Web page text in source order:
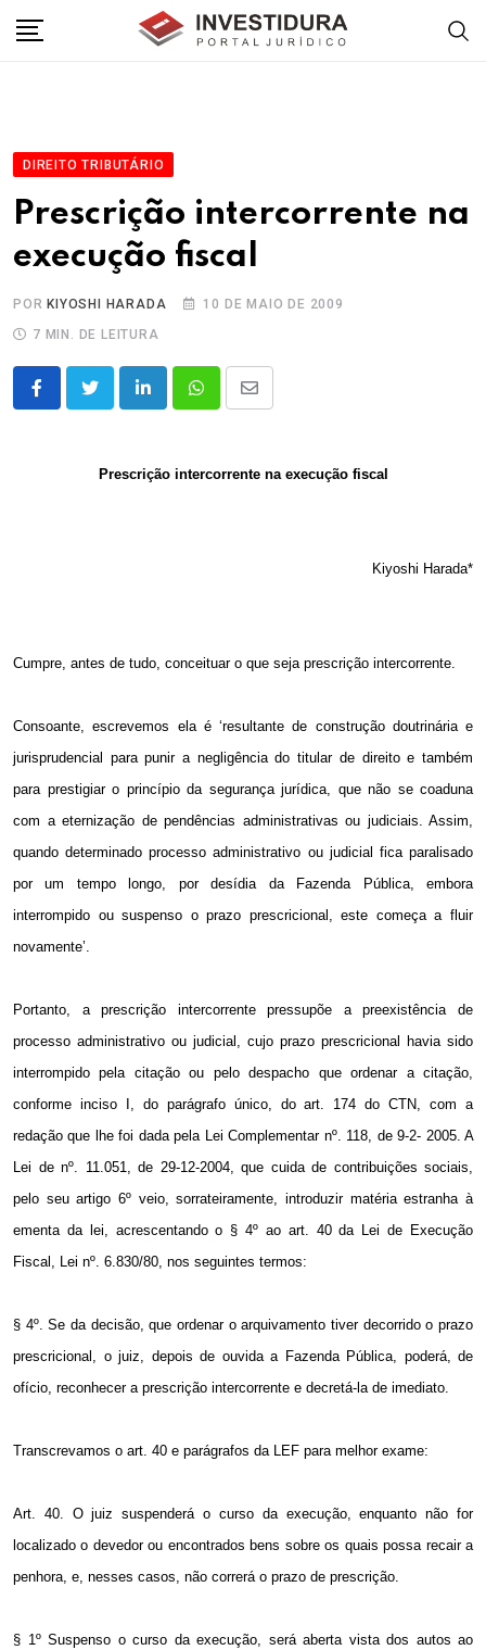
DIREITO TRIBUTÁRIO
Prescrição intercorrente na
execução fiscal
POR KIYOSHI HARADA
10 DE MAIO DE 2009
7 MIN. DE LEITURA
LinkedInWhatsappShare
Prescrição intercorrente na execução fiscal
Kiyoshi Harada*
Cumpre, antes de tudo, conceituar o que seja prescrição intercorrente.
Consoante, escrevemos ela é ‘resultante de construção doutrinária e
jurisprudencial para punir a negligência do titular de direito e também
para prestigiar o princípio da segurança jurídica, que não se coaduna
com a eternização de pendências administrativas ou judiciais. Assim,
quando determinado processo administrativo ou judicial fica paralisado
por um tempo longo, por desídia da Fazenda Pública, embora
interrompido ou suspenso o prazo prescricional, este começa a fluir
novamente’.
Portanto, a prescrição intercorrente pressupõe a preexistência de
processo administrativo ou judicial, cujo prazo prescricional havia sido
interrompido pela citação ou pelo despacho que ordenar a citação,
conforme inciso I, do parágrafo único, do art. 174 do CTN, com a
redação que lhe foi dada pela Lei Complementar nº. 118, de 9-2- 2005. A
Lei de nº. 11.051, de 29-12-2004, que cuida de contribuições sociais,
pelo seu artigo 6º veio, sorrateiramente, introduzir matéria estranha à
ementa da lei, acrescentando o § 4º ao art. 40 da Lei de Execução
Fiscal, Lei nº. 6.830/80, nos seguintes termos:
§ 4º. Se da decisão, que ordenar o arquivamento tiver decorrido o prazo
prescricional, o juiz, depois de ouvida a Fazenda Pública, poderá, de
ofício, reconhecer a prescrição intercorrente e decretá-la de imediato.
Transcrevamos o art. 40 e parágrafos da LEF para melhor exame:
Art. 40. O juiz suspenderá o curso da execução, enquanto não for
localizado o devedor ou encontrados bens sobre os quais possa recair a
penhora, e, nesses casos, não correrá o prazo de prescrição.
§ 1º Suspenso o curso da execução, será aberta vista dos autos ao